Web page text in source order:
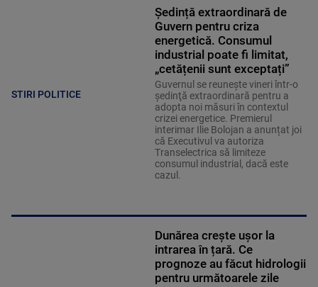
STIRI POLITICE
Ședință extraordinară de
Guvern pentru criza
energetică. Consumul
industrial poate fi limitat,
„cetățenii sunt exceptați”
Guvernul se reuneşte vineri într-o
şedinţă extraordinară pentru a
adopta noi măsuri în contextul
crizei energetice. Premierul
interimar Ilie Bolojan a anunțat joi
că Executivul va autoriza
Transelectrica să limiteze
consumul industrial, dacă este
cazul.
Dunărea crește ușor la
intrarea în țară. Ce
prognoze au făcut hidrologii
pentru următoarele zile